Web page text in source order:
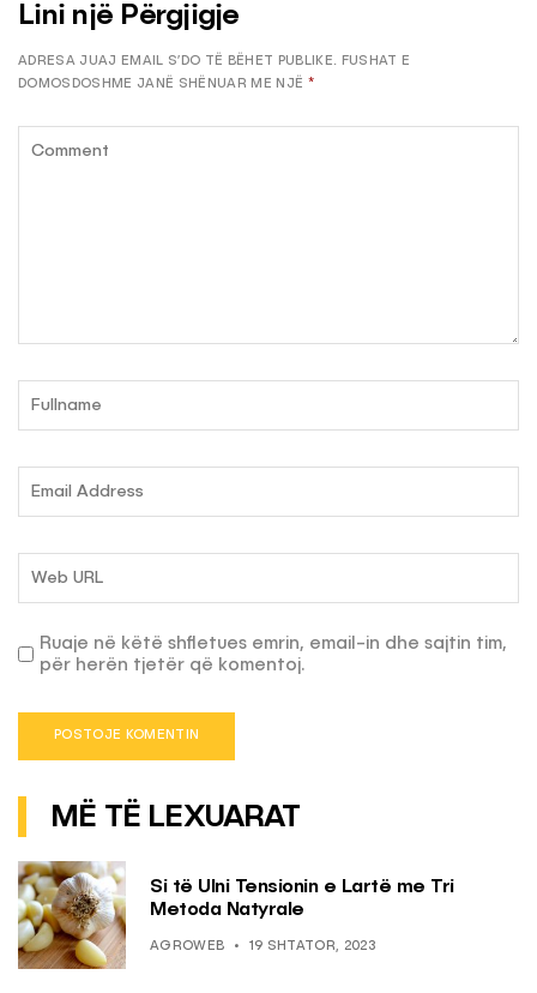
Lini një Përgjigje
ADRESA JUAJ EMAIL S’DO TË BËHET PUBLIKE. FUSHAT E
DOMOSDOSHME JANË SHËNUAR ME NJË *
Ruaje në këtë shfletues emrin, email-in dhe sajtin tim,
për herën tjetër që komentoj.
MË TË LEXUARAT
Si të Ulni Tensionin e Lartë me Tri
Metoda Natyrale
AGROWEB 19 SHTATOR, 2023